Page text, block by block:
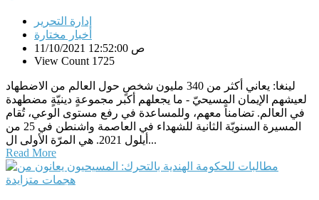
إدارة التحرير
أخبار مختارة
11/10/2021 12:52:00 ص
View Count 1725
لينغا: يعاني أكثر من 340 مليون شخصٍ حول العالم من الاضطهاد
لعيشهم الإيمان المسيحيّ - ما يجعلهم أكبر مجموعةٍ دينيّةٍ مضطهدة
في العالم. تضامناً معهم، وللمساعدة في رفع مستوى الوعي، تُقام
المسيرة السنويّة الثانية للشهداء في العاصمة واشنطن في 25 من
أيلول 2021. هي المرّة الأولى ال...
Read More